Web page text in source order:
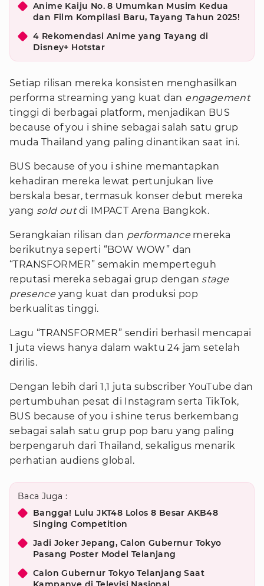
Anime Kaiju No. 8 Umumkan Musim Kedua
dan Film Kompilasi Baru, Tayang Tahun 2025!
4 Rekomendasi Anime yang Tayang di
Disney+ Hotstar
Setiap rilisan mereka konsisten menghasilkan
performa streaming yang kuat dan engagement
tinggi di berbagai platform, menjadikan BUS
because of you i shine sebagai salah satu grup
muda Thailand yang paling dinantikan saat ini.
BUS because of you i shine memantapkan
kehadiran mereka lewat pertunjukan live
berskala besar, termasuk konser debut mereka
yang sold outdi IMPACT Arena Bangkok.
Serangkaian rilisan dan performance mereka
berikutnya seperti “BOW WOW” dan
“TRANSFORMER” semakin memperteguh
reputasi mereka sebagai grup dengan stage
presence yang kuat dan produksi pop
berkualitas tinggi.
Lagu “TRANSFORMER” sendiri berhasil mencapai
1 juta views hanya dalam waktu 24 jam setelah
dirilis.
Dengan lebih dari 1,1 juta subscriber YouTube dan
pertumbuhan pesat di Instagram serta TikTok,
BUS because of you i shine terus berkembang
sebagai salah satu grup pop baru yang paling
berpengaruh dari Thailand, sekaligus menarik
perhatian audiens global.
Baca Juga :
Bangga! Lulu JKT48 Lolos 8 Besar AKB48
Singing Competition
Jadi Joker Jepang, Calon Gubernur Tokyo
Pasang Poster Model Telanjang
Calon Gubernur Tokyo Telanjang Saat